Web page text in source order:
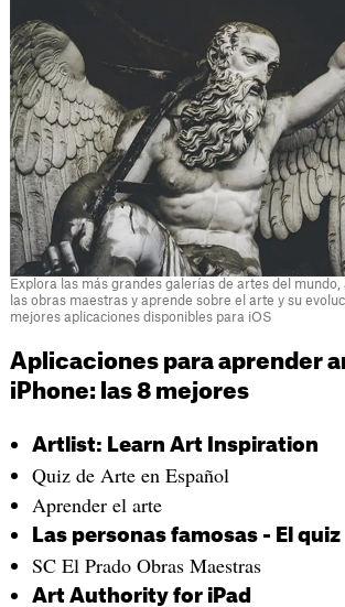
Explora las más grandes galerías de artes del mundo,
las obras maestras y aprende sobre el arte y su
mejores aplicaciones disponibles para iOS
Aplicaciones para aprender
iPhone: las 8 mejores
‎Artlist: Learn Art Inspiration
Quiz de Arte en Español
‎Aprender el arte
‎Las personas famosas - El quiz
‎SC El Prado Obras Maestras
Art Authority for iPad